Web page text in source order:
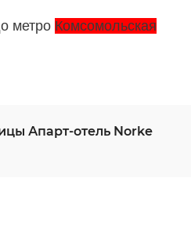
метро Комсомольская
Апарт-отель Norke